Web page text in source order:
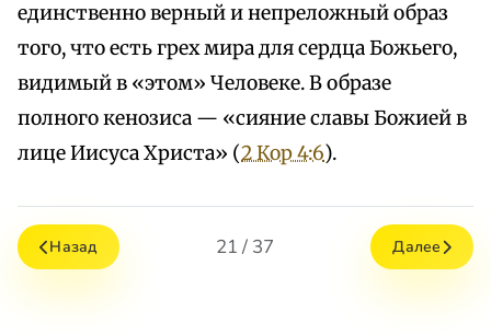
единственно верный и непреложный образ
того, что есть грех мира для сердца Божьего,
видимый в «этом» Человеке. В образе
полного кенозиса — «сияние славы Божией в
лице Иисуса Христа» (2 Кор 4:6).
Назад 21 / 37 Далее